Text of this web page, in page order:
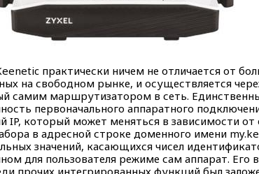
практически ничем не отличается от
на свободном рынке, и осуществляется
самим маршрутизатором в сеть.
первоначального аппаратного
IP, который может меняться в зависимости
в адресной строке доменного имени
значений, касающихся чисел
для пользователя режиме сам аппарат. Его
прочих интегрированных функций был